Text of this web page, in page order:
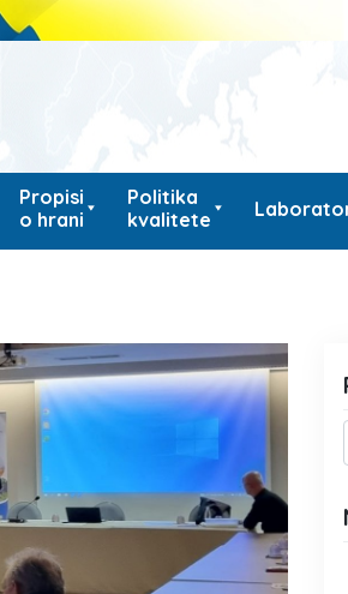
Propisi
o hrani
Politika
kvalitete